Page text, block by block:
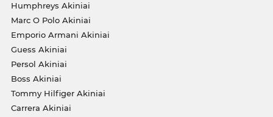
Humphreys Akiniai
Marc O Polo Akiniai
Emporio Armani Akiniai
Guess Akiniai
Persol Akiniai
Boss Akiniai
Tommy Hilfiger Akiniai
Carrera Akiniai